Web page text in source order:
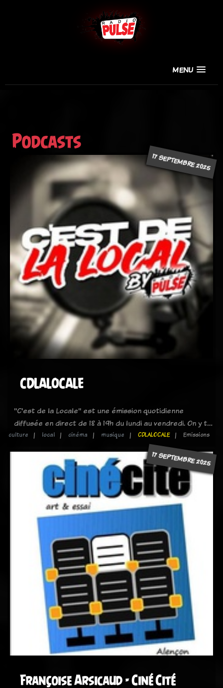
MENU
Podcasts
17 SEPTEMBRE 2025
CDLALOCALE
"C'est de la Locale" est une émission quotidienne
diffusée en direct de 18 à 19h du lundi au vendredi. On y t…
culture local cinéma musique CDLALOCALE Emissions
17 SEPTEMBRE 2025
Françoise Arsicaud - Ciné Cité